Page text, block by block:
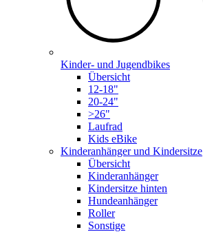
Kinder- und Jugendbikes
Übersicht
12-18"
20-24"
>26"
Laufrad
Kids eBike
Kinderanhänger und Kindersitze
Übersicht
Kinderanhänger
Kindersitze hinten
Hundeanhänger
Roller
Sonstige